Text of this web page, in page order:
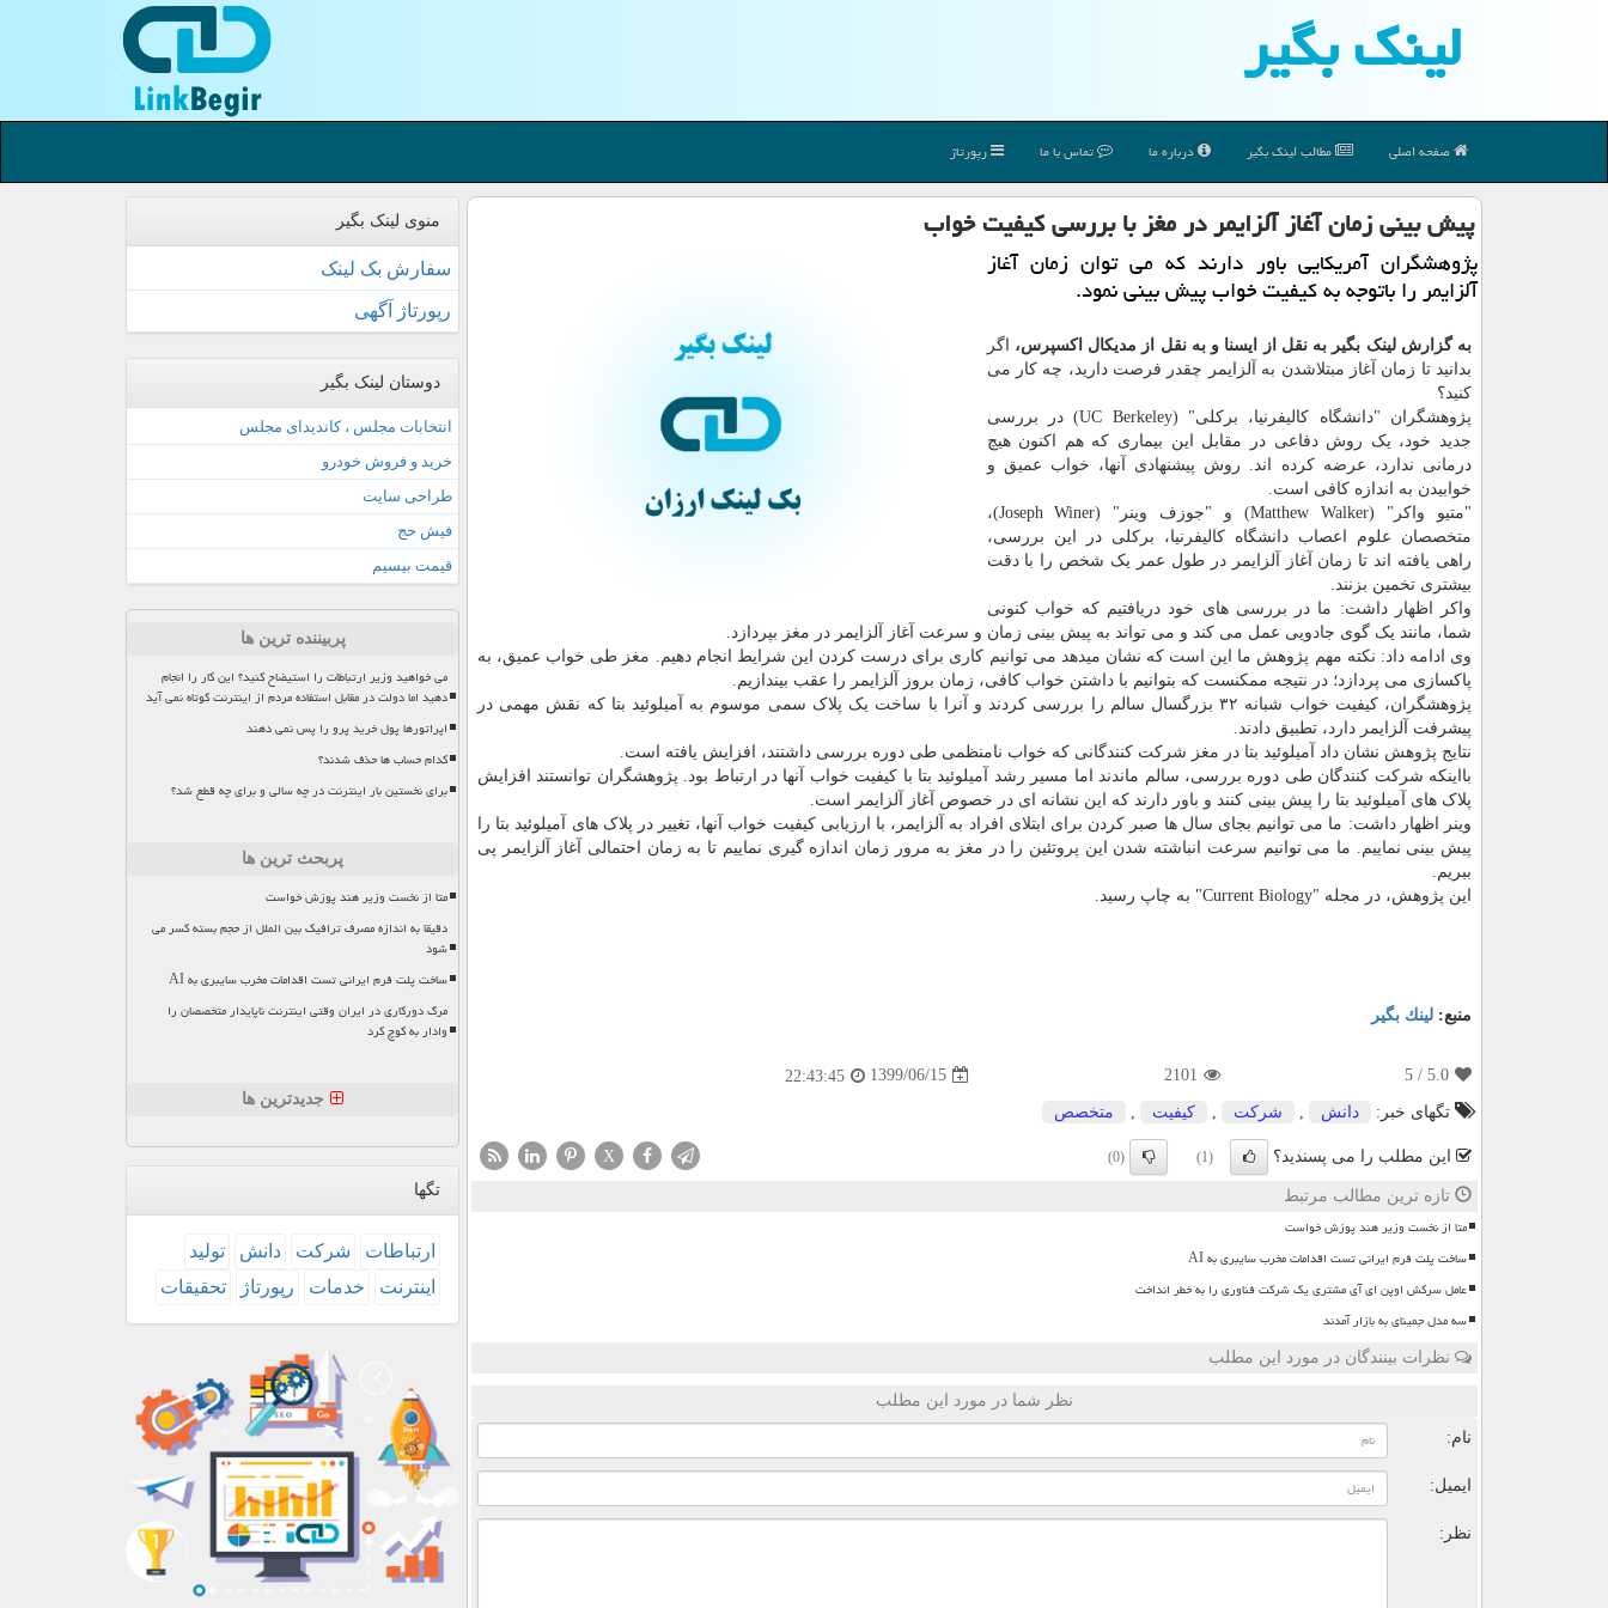
لینك بگیر
صفحه اصلی مطالب لینك بگیر درباره ما تماس با ما رپورتاژ
پیش بینی زمان آغاز آلزایمر در مغز با بررسی كیفیت خواب
پژوهشگران آمریكایی باور دارند كه می توان زمان آغاز
آلزایمر را باتوجه به كیفیت خواب پیش بینی نمود.
به گزارش لینک بگیر به نقل از ایسنا و به نقل از مدیکال اکسپرس، اگر
بدانید تا زمان آغاز مبتلاشدن به آلزایمر چقدر فرصت دارید، چه کار می
کنید؟
پژوهشگران "دانشگاه کالیفرنیا، برکلی" (UC Berkeley) در بررسی
جدید خود، یک روش دفاعی در مقابل این بیماری که هم اکنون هیچ
درمانی ندارد، عرضه کرده اند. روش پیشنهادی آنها، خواب عمیق و
خوابیدن به اندازه کافی است.
"متیو واکر" (Matthew Walker) و "جوزف وینر" (Joseph Winer)،
متخصصان علوم اعصاب دانشگاه کالیفرنیا، برکلی در این بررسی،
راهی یافته اند تا زمان آغاز آلزایمر در طول عمر یک شخص را با دقت
بیشتری تخمین بزنند.
واکر اظهار داشت: ما در بررسی های خود دریافتیم که خواب کنونی
شما، مانند یک گوی جادویی عمل می کند و می تواند به پیش بینی زمان و سرعت آغاز آلزایمر در مغز بپردازد.
وی ادامه داد: نکته مهم پژوهش ما این است که نشان میدهد می توانیم کاری برای درست کردن این شرایط انجام دهیم. مغز طی خواب عمیق، به
پاکسازی می پردازد؛ در نتیجه ممکنست که بتوانیم با داشتن خواب کافی، زمان بروز آلزایمر را عقب بیندازیم.
پژوهشگران، کیفیت خواب شبانه ۳۲ بزرگسال سالم را بررسی کردند و آنرا با ساخت یک پلاک سمی موسوم به آمیلوئید بتا که نقش مهمی در
پیشرفت آلزایمر دارد، تطبیق دادند.
نتایج پژوهش نشان داد آمیلوئید بتا در مغز شرکت کنندگانی که خواب نامنظمی طی دوره بررسی داشتند، افزایش یافته است.
بااینکه شرکت کنندگان طی دوره بررسی، سالم ماندند اما مسیر رشد آمیلوئید بتا با کیفیت خواب آنها در ارتباط بود. پژوهشگران توانستند افزایش
پلاک های آمیلوئید بتا را پیش بینی کنند و باور دارند که این نشانه ای در خصوص آغاز آلزایمر است.
وینر اظهار داشت: ما می توانیم بجای سال ها صبر کردن برای ابتلای افراد به آلزایمر، با ارزیابی کیفیت خواب آنها، تغییر در پلاک های آمیلوئید بتا را
پیش بینی نماییم. ما می توانیم سرعت انباشته شدن این پروتئین را در مغز به مرور زمان اندازه گیری نماییم تا به زمان احتمالی آغاز آلزایمر پی
ببریم.
این پژوهش، در مجله "Current Biology" به چاپ رسید.
منبع: لینك بگیر
5.0
/ 5
2101
1399/06/15
22:43:45
تگهای خبر:
دانش شركت كیفیت متخصص
این مطلب را می پسندید؟ (1)
(0)
X
تازه ترین مطالب مرتبط
متا از نخست وزیر هند پوزش خواست
ساخت پلت فرم ایرانی تست اقدامات مخرب سایبری به AI
عامل سرکش اوپن ای آی مشتری یک شرکت فناوری را به خطر انداخت
سه مدل جمینای به بازار آمدند
نظرات بینندگان در مورد این مطلب
نظر شما در مورد این مطلب
نام:
ایمیل:
نظر:
منوی لینک بگیر
سفارش بک لینک
رپورتاژ آگهی
دوستان لینک بگیر
انتخابات مجلس ، کاندیدای مجلس
خرید و فروش خودرو
طراحی سایت
فیش حج
قیمت بیسیم
پربیننده ترین ها
می خواهید وزیر ارتباطات را استیضاح کنید؟ این کار را انجام
دهید اما دولت در مقابل استفاده مردم از اینترنت کوتاه نمی آید
اپراتورها پول خرید پرو را پس نمی دهند
کدام حساب ها حذف شدند؟
برای نخستین بار اینترنت در چه سالی و برای چه قطع شد؟
پربحث ترین ها
متا از نخست وزیر هند پوزش خواست
دقیقا به اندازه مصرف ترافیک بین الملل از حجم بسته کسر می
شود
ساخت پلت فرم ایرانی تست اقدامات مخرب سایبری به AI
مرگ دورکاری در ایران وقتی اینترنت ناپایدار متخصصان را
وادار به کوچ کرد
جدیدترین ها
تگها
ارتباطات شركت دانش
تولید
اینترنت
خدمات رپورتاژ تحقیقات